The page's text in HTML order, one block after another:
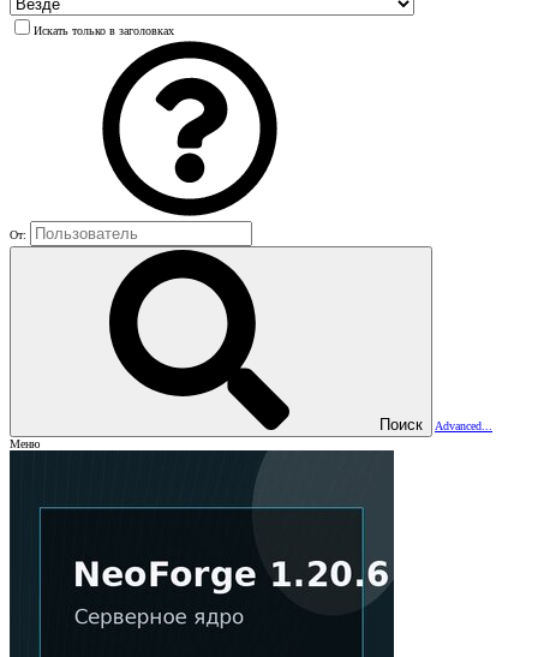
Искать только в заголовках
От:
Поиск
Advanced...
Меню